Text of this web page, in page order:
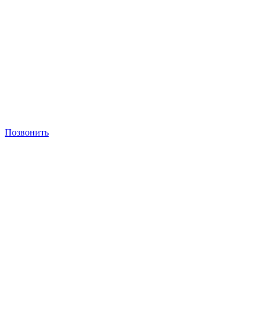
Позвонить